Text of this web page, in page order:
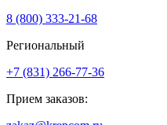
8 (800) 333‑21-68
Региональный
+7 (831) 266-77-36
Прием заказов: